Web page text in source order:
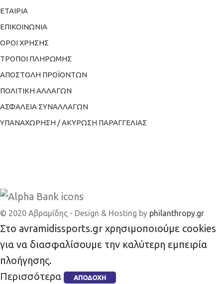
ΕΤΑΙΡΙΑ
ΕΠΙΚΟΙΝΩΝΙΑ
ΟΡΟΙ ΧΡΗΣΗΣ
ΤΡΟΠΟΙ ΠΛΗΡΩΜΗΣ
ΑΠΟΣΤΟΛΗ ΠΡΟΪΟΝΤΩΝ
ΠΟΛΙΤΙΚΗ ΑΛΛΑΓΩΝ
ΑΣΦΑΛΕΙΑ ΣΥΝΑΛΛΑΓΩΝ
ΥΠΑΝΑΧΩΡΗΣΗ / ΑΚΥΡΩΣΗ ΠΑΡΑΓΓΕΛΙΑΣ
© 2020 Αβραμίδης - Design & Hosting by philanthropy.gr
Στο avramidissports.gr χρησιμοποιούμε cookies
για να διασφαλίσουμε την καλύτερη εμπειρία
πλοήγησης.
Περισσότερα
ΑΠΟΔΟΧΉ